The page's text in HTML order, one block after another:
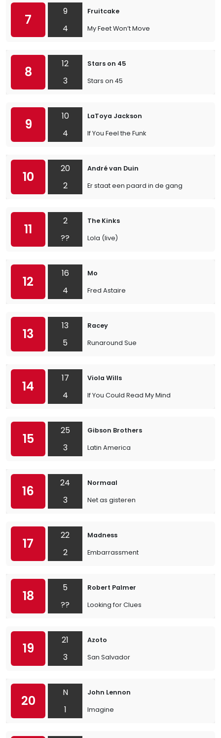
7
9
4
Fruitcake
My Feet Won’t Move
8
12
3
Stars on 45
Stars on 45
9
10
4
LaToya Jackson
If You Feel the Funk
10
20
2
André van Duin
Er staat een paard in de gang
11
2
??
The Kinks
Lola (live)
12
16
4
Mo
Fred Astaire
13
13
5
Racey
Runaround Sue
14
17
4
Viola Wills
If You Could Read My Mind
15
25
3
Gibson Brothers
Latin America
16
24
3
Normaal
Net as gisteren
17
22
2
Madness
Embarrassment
18
5
??
Robert Palmer
Looking for Clues
19
21
3
Azoto
San Salvador
20
N
1
John Lennon
Imagine